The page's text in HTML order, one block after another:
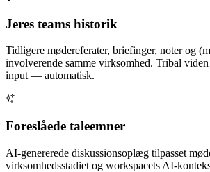
Jeres teams historik
Tidligere mødereferater, briefinger, noter og
involverende samme virksomhed. Tribal
input — automatisk.
Foreslåede taleemner
AI-genererede diskussionsoplæg tilpasset
virksomhedsstadiet og workspacets AI-